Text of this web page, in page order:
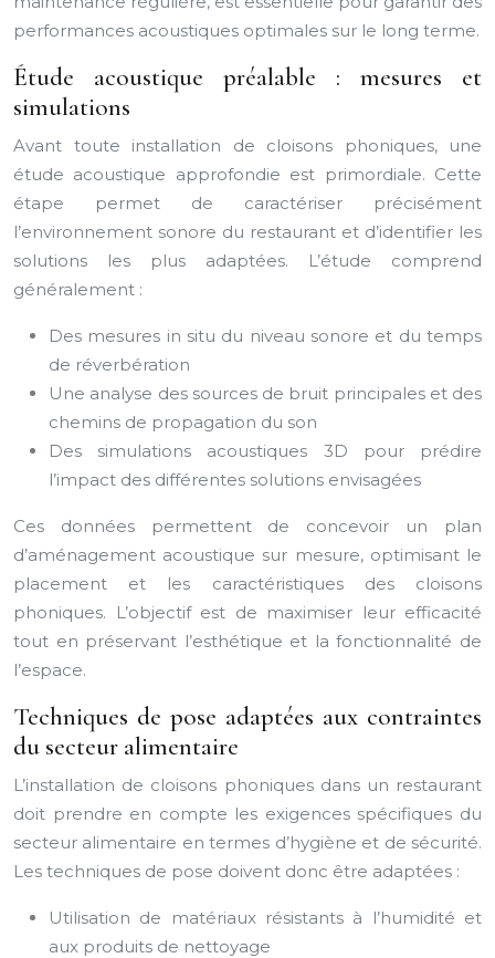
performances acoustiques optimales sur le long terme.
Étude acoustique préalable : mesures et
simulations
Avant toute installation de cloisons phoniques, une
étude acoustique approfondie est primordiale. Cette
étape permet de caractériser précisément
l’environnement sonore du restaurant et d’identifier les
solutions les plus adaptées. L’étude comprend
généralement :
Des mesures in situ du niveau sonore et du temps
de réverbération
Une analyse des sources de bruit principales et des
chemins de propagation du son
Des simulations acoustiques 3D pour prédire
l’impact des différentes solutions envisagées
Ces données permettent de concevoir un plan
d’aménagement acoustique sur mesure, optimisant le
placement et les caractéristiques des cloisons
phoniques. L’objectif est de maximiser leur efficacité
tout en préservant l’esthétique et la fonctionnalité de
l’espace.
Techniques de pose adaptées aux contraintes
du secteur alimentaire
L’installation de cloisons phoniques dans un restaurant
doit prendre en compte les exigences spécifiques du
secteur alimentaire en termes d’hygiène et de sécurité.
Les techniques de pose doivent donc être adaptées :
Utilisation de matériaux résistants à l’humidité et
aux produits de nettoyage